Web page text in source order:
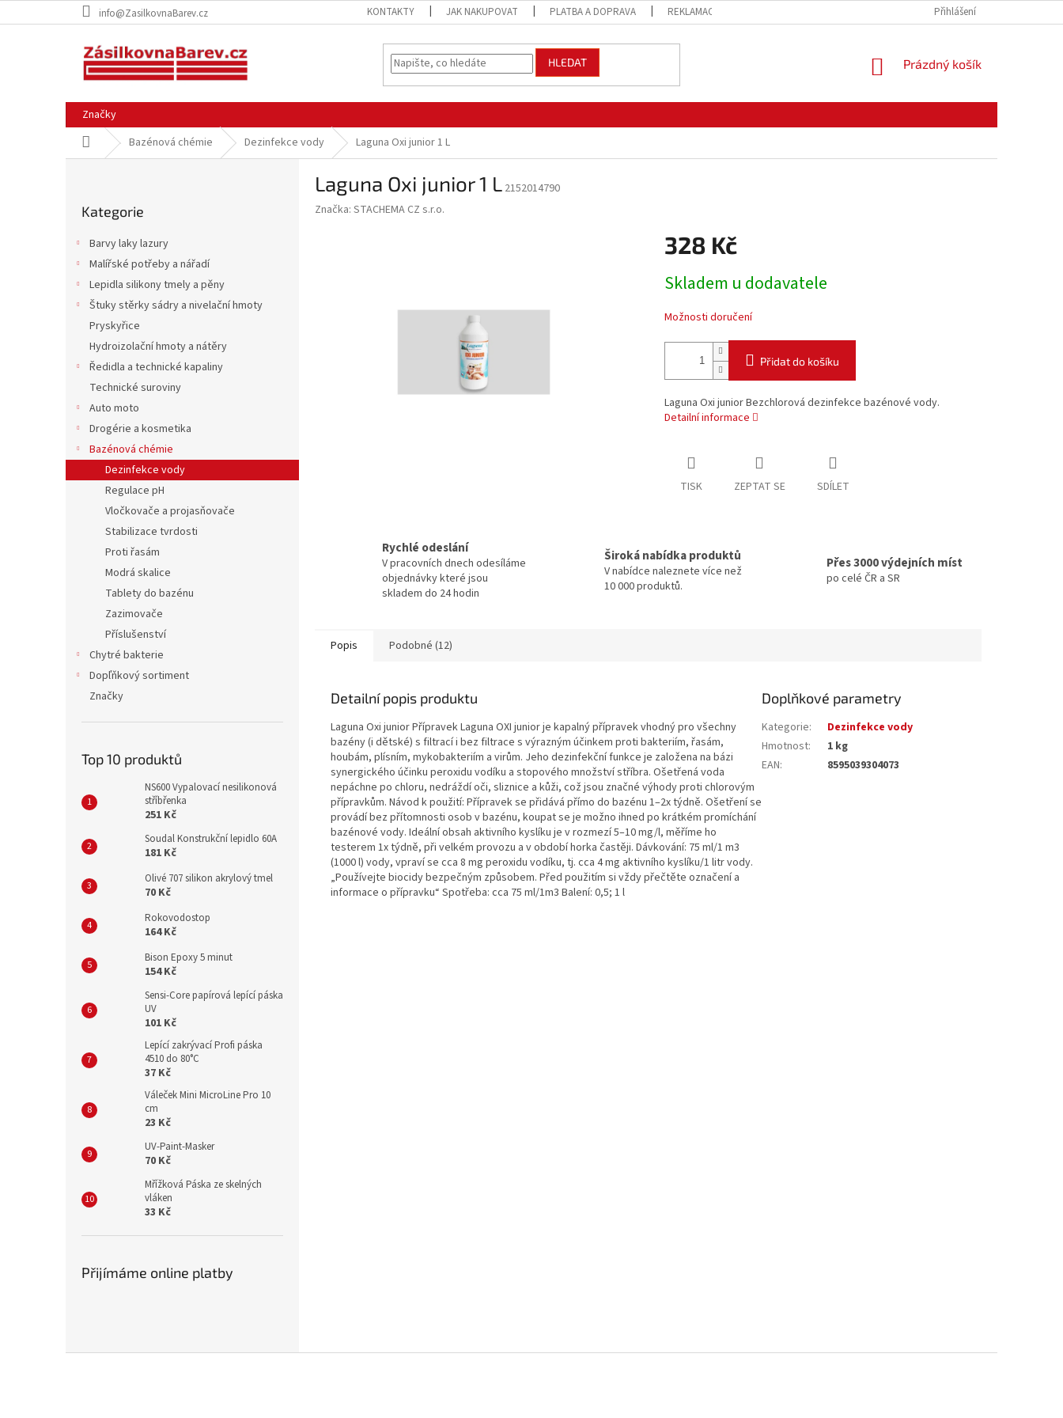
na
info@ZasilkovnaBarev.cz KONTAKTY JAK NAKUPOVAT PLATBA A DOPRAVA REKLAMACE ZBOŽÍ PODMÍNKY OCHRANY
Přihlášení
HLEDAT
NÁKUPNÍ
Prázdný košík
Značky
Domů Bazénová chémie Dezinfekce vody Laguna Oxi junior 1 L
kategorie
Kategorie
Barvy laky lazury
Malířské potřeby a nářadí
Lepidla silikony tmely a pěny
Štuky stěrky sádry a nivelační hmoty
Pryskyřice
Hydroizolační hmoty a nátěry
Ředidla a technické kapaliny
Technické suroviny
Auto moto
Drogérie a kosmetika
Bazénová chémie
Dezinfekce vody
Regulace pH
Vločkovače a projasňovače
Stabilizace tvrdosti
Proti řasám
Modrá skalice
Tablety do bazénu
Zazimovače
Příslušenství
Chytré bakterie
Dopľňkový sortiment
Značky
Top 10 produktů
NS600 Vypalovací nesilikonová
stříbřenka
251 Kč
Soudal Konstrukční lepidlo 60A
181 Kč
Olivé 707 silikon akrylový tmel
70 Kč
Rokovodostop
164 Kč
Bison Epoxy 5 minut
154 Kč
Sensi-Core papírová lepící páska
UV
101 Kč
Lepící zakrývací Profi páska
4510 do 80°C
37 Kč
Váleček Mini MicroLine Pro 10
cm
23 Kč
UV-Paint-Masker
70 Kč
Mřížková Páska ze skelných
vláken
33 Kč
Přijímáme online platby
Laguna Oxi junior 1 L 2152014790
Značka: STACHEMA CZ s.r.o.
328 Kč
cena:
Skladem u dodavatele
Možnosti doručení
Přidat do košíku
Laguna Oxi junior Bezchlorová dezinfekce bazénové vody.
Detailní informace
TISK ZEPTAT SE SDÍLET
Rychlé odeslání
V pracovních dnech odesíláme
objednávky které jsou
skladem do 24 hodin
Široká nabídka produktů
V nabídce naleznete více než
10 000 produktů.
Přes 3000 výdejních míst
po celé ČR a SR
Popis Podobné (12)
Detailní popis produktu
Laguna Oxi junior Přípravek Laguna OXI junior je kapalný přípravek vhodný pro všechny
bazény (i dětské) s filtrací i bez filtrace s výrazným účinkem proti bakteriím, řasám,
houbám, plísním, mykobakteriím a virům. Jeho dezinfekční funkce je založena na bázi
synergického účinku peroxidu vodíku a stopového množství stříbra. Ošetřená voda
nepáchne po chloru, nedráždí oči, sliznice a kůži, což jsou značné výhody proti chlorovým
přípravkům. Návod k použití: Přípravek se přidává přímo do bazénu 1–2x týdně. Ošetření se
provádí bez přítomnosti osob v bazénu, koupat se je možno ihned po krátkém promíchání
bazénové vody. Ideální obsah aktivního kyslíku je v rozmezí 5–10 mg/l, měříme ho
testerem 1x týdně, při velkém provozu a v období horka častěji. Dávkování: 75 ml/1 m3
(1000 l) vody, vpraví se cca 8 mg peroxidu vodíku, tj. cca 4 mg aktivního kyslíku/1 litr vody.
„Používejte biocidy bezpečným způsobem. Před použitím si vždy přečtěte označení a
informace o přípravku“ Spotřeba: cca 75 ml/1m3 Balení: 0,5; 1 l
Doplňkové parametry
Kategorie:
Dezinfekce vody
Hmotnost:
1 kg
EAN: 8595039304073